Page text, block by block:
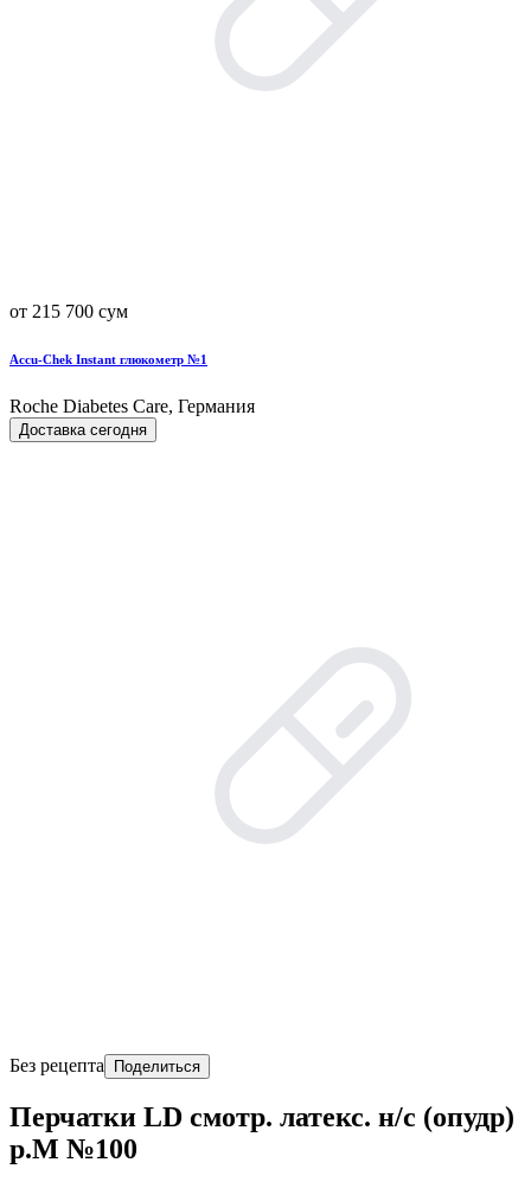
от 215 700 сум
Accu-Chek Instant глюкометр №1
Roche Diabetes Care, Германия
Доставка сегодня
Без рецепта Поделиться
Перчатки LD смотр. латекс. н/с (опудр)
р.M №100